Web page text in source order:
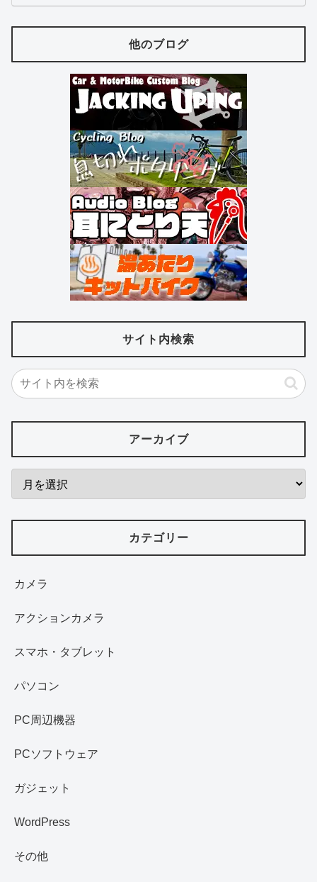
他のブログ
サイト内検索
アーカイブ
カテゴリー
カメラ
アクションカメラ
スマホ・タブレット
パソコン
PC周辺機器
PCソフトウェア
ガジェット
WordPress
その他